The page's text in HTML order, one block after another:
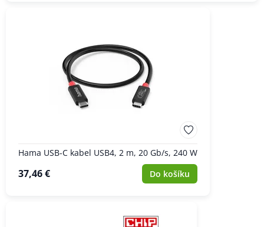
Hama USB-C kabel USB4, 2 m, 20 Gb/s, 240 W
37,46 € Do košíku